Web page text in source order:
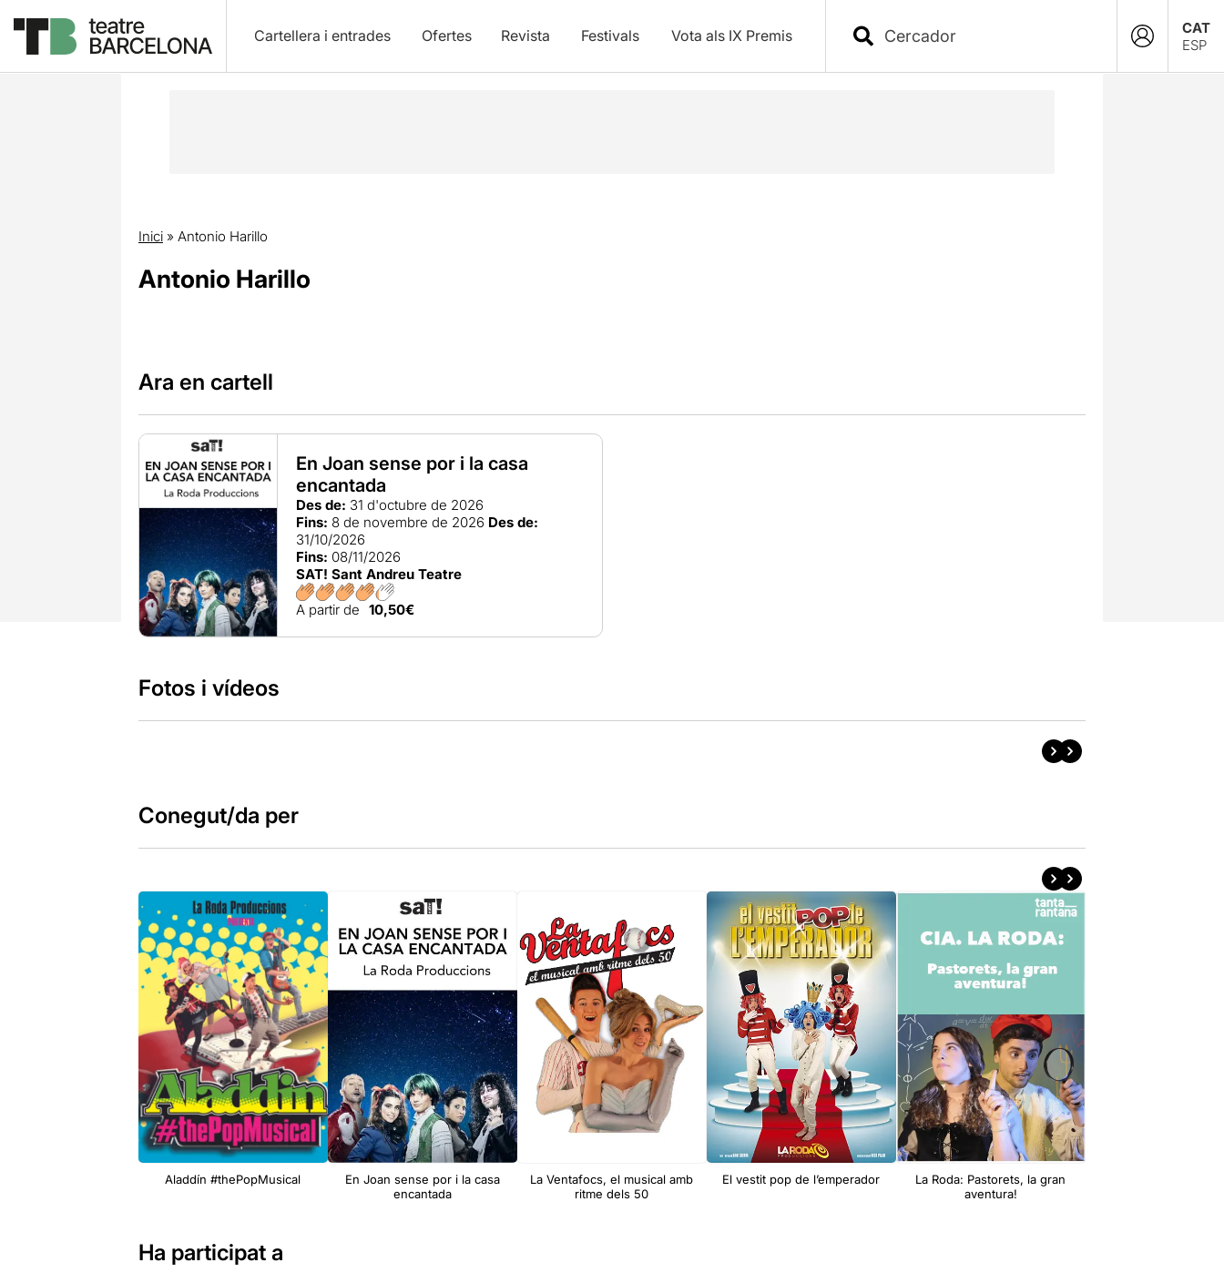
Cartellera i entrades Ofertes Revista Festivals Vota als IX Premis
CAT
ESP
Inici» Antonio Harillo
Antonio Harillo
Ara en cartell
En Joan sense por i la casa
encantada
Des de: 31 d'octubre de 2026
Fins: 8 de novembre de 2026 Des de:
31/10/2026
Fins: 08/11/2026
SAT! Sant Andreu Teatre
A partir de 10,50€
Fotos i vídeos
Conegut/da per
Aladdín #thePopMusical
En Joan sense por i la casa
encantada
La Ventafocs, el musical amb
ritme dels 50
El vestit pop de l’emperador
La Roda: Pastorets, la gran
aventura!
Ha participat a